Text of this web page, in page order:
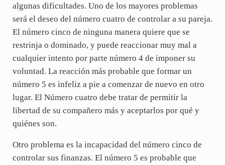
algunas dificultades. Uno de los mayores problemas
será el deseo del número cuatro de controlar a su pareja.
El número cinco de ninguna manera quiere que se
restrinja o dominado, y puede reaccionar muy mal a
cualquier intento por parte número 4 de imponer su
voluntad. La reacción más probable que formar un
número 5 es infeliz a pie a comenzar de nuevo en otro
lugar. El Número cuatro debe tratar de permitir la
libertad de su compañero más y aceptarlos por qué y
quiénes son.
Otro problema es la incapacidad del número cinco de
controlar sus finanzas. El número 5 es probable que